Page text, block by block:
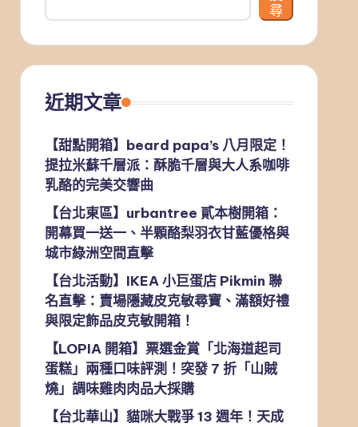
尋
近期文章
【甜點開箱】beard papa’s 八月限定！
提拉米蘇千層派：酥脆千層與大人系咖啡
乳酪的完美交響曲
【台北東區】urbantree 貳本樹開箱：
開幕買一送一、半顆酪梨羽衣甘藍優格與
城市綠洲空間直擊
【台北活動】IKEA 小巨蛋店 Pikmin 聯
名直擊：賣場隱藏皮克敏尋寶、滿額好禮
與限定飾品皮克敏開箱！
【LOPIA 開箱】票選金賞「北海道起司
蛋糕」兩種口味評測！突發 7 折「山賊
燒」調味雞肉肉品大採購
【台北華山】貓咪大戰爭 13 週年！天成